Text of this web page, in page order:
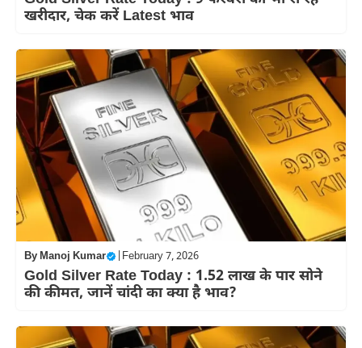
खरीदार, चेक करें Latest भाव
ByManoj Kumar February 7, 2026
Gold Silver Rate Today : 1.52 लाख के पार सोने
की कीमत, जानें चांदी का क्या है भाव?